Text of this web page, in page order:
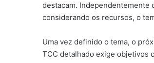
destacam. Independentemente
considerando os recursos, o
Uma vez definido o tema, o
TCC detalhado exige objetivos